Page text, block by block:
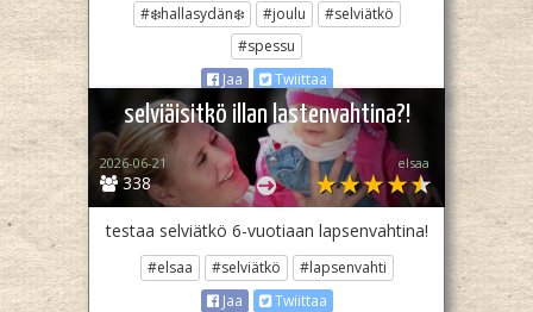
#❄️hallasydän❄️ #joulu
#selviätkö
#spessu
Jaa
Twiittaa
selviäisitkö illan lastenvahtina?!
338
2026-06-21 elsaa
testaa selviätkö 6-vuotiaan lapsenvahtina!
#elsaa #selviätkö
#lapsenvahti
Jaa
Twiittaa